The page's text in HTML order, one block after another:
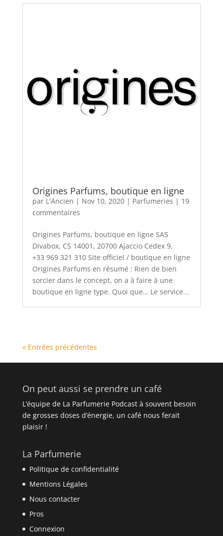
Origines Parfums, boutique en ligne
par L'Ancien | Nov 10, 2020| Parfumeries | 19
commentaires
Origines Parfums, boutique en ligne SAS
Divabox, CS 14001, 20700 Ajaccio Cedex 9.
+33 969 321 310 Site officiel / boutique en ligne
Origines Parfums en résumé : Rien de bien
sorcier dans le concept, on a à faire à une
boutique en ligne type. Quoi que… Le service...
« Entrées précédentes
On peut aussi se prendre un café
L’équipe de La Parfumerie Podcast à souvent besoin
de grosses doses d’énergie, un café nous ferait
plaisir !
La Parfumerie
Politique de confidentialité
Mentions Légales
Nous contacter
Pros
Connexion